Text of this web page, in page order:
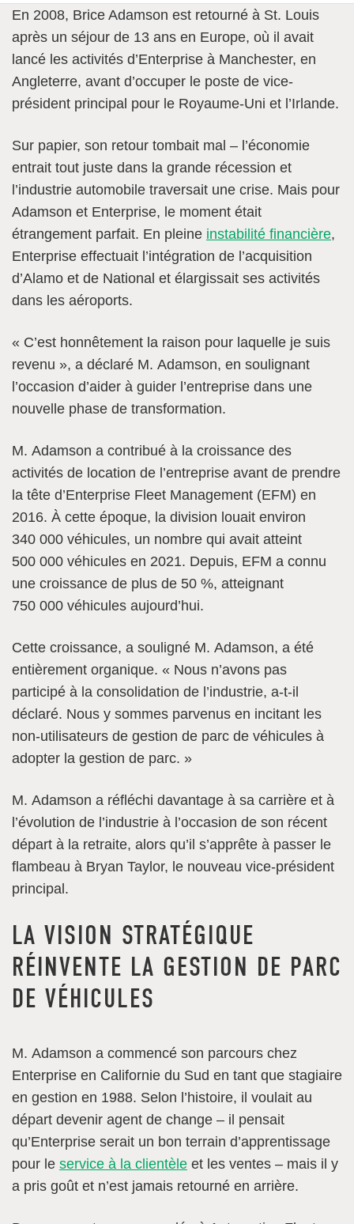
En 2008, Brice Adamson est retourné à St. Louis
après un séjour de 13 ans en Europe, où il avait
lancé les activités d’Enterprise à Manchester, en
Angleterre, avant d’occuper le poste de vice-
président principal pour le Royaume-Uni et l’Irlande.
Sur papier, son retour tombait mal – l’économie
entrait tout juste dans la grande récession et
l’industrie automobile traversait une crise. Mais pour
Adamson et Enterprise, le moment était
étrangement parfait. En pleine instabilité financière,
Enterprise effectuait l’intégration de l’acquisition
d’Alamo et de National et élargissait ses activités
dans les aéroports.
« C’est honnêtement la raison pour laquelle je suis
revenu », a déclaré M. Adamson, en soulignant
l’occasion d’aider à guider l’entreprise dans une
nouvelle phase de transformation.
M. Adamson a contribué à la croissance des
activités de location de l’entreprise avant de prendre
la tête d’Enterprise Fleet Management (EFM) en
2016. À cette époque, la division louait environ
340 000 véhicules, un nombre qui avait atteint
500 000 véhicules en 2021. Depuis, EFM a connu
une croissance de plus de 50 %, atteignant
750 000 véhicules aujourd’hui.
Cette croissance, a souligné M. Adamson, a été
entièrement organique. « Nous n’avons pas
participé à la consolidation de l’industrie, a-t-il
déclaré. Nous y sommes parvenus en incitant les
non-utilisateurs de gestion de parc de véhicules à
adopter la gestion de parc. »
M. Adamson a réfléchi davantage à sa carrière et à
l’évolution de l’industrie à l’occasion de son récent
départ à la retraite, alors qu’il s’apprête à passer le
flambeau à Bryan Taylor, le nouveau vice-président
principal.
LA VISION STRATÉGIQUE
RÉINVENTE LA GESTION DE PARC
DE VÉHICULES
M. Adamson a commencé son parcours chez
Enterprise en Californie du Sud en tant que stagiaire
en gestion en 1988. Selon l’histoire, il voulait au
départ devenir agent de change – il pensait
qu’Enterprise serait un bon terrain d’apprentissage
pour le service à la clientèle et les ventes – mais il y
a pris goût et n’est jamais retourné en arrière.